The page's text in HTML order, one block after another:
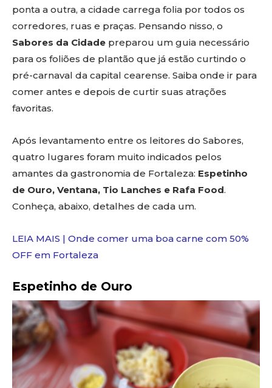
ponta a outra, a cidade carrega folia por todos os
corredores, ruas e praças. Pensando nisso, o
Sabores da Cidade preparou um guia necessário
para os foliões de plantão que já estão curtindo o
pré-carnaval da capital cearense. Saiba onde ir para
comer antes e depois de curtir suas atrações
favoritas.
Após levantamento entre os leitores do Sabores,
quatro lugares foram muito indicados pelos
amantes da gastronomia de Fortaleza: Espetinho
de Ouro, Ventana, Tio Lanches e Rafa Food.
Conheça, abaixo, detalhes de cada um.
LEIA MAIS | Onde comer uma boa carne com 50%
OFF em Fortaleza
Espetinho de Ouro